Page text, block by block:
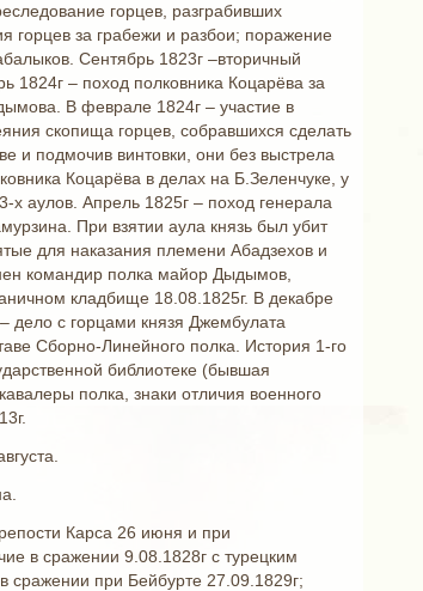
горцев, разграбивших
горцев за грабежи и разбои; поражение
Сентябрь 1823г –вторичный
1824г – поход полковника Коцарёва за
В феврале 1824г – участие в
скопища горцев, собравшихся сделать
и подмочив винтовки, они без выстрела
Коцарёва в делах на Б.Зеленчуке, у
аулов. Апрель 1825г – поход генерала
При взятии аула князь был убит
для наказания племени Абадзехов и
командир полка майор Дыдымов,
кладбище 18.08.1825г. В декабре
дело с горцами князя Джембулата
Сборно-Линейного полка. История 1-го
библиотеке (бывшая
полка, знаки отличия военного
Карса 26 июня и при
в сражении 9.08.1828г с турецким
сражении при Бейбурте 27.09.1829г;